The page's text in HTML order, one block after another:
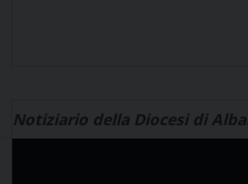
Notiziario della Diocesi di